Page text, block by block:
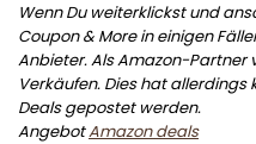
Wenn Du weiterklickst und
Coupon & More in einigen
Anbieter. Als Amazon-Partner
Verkäufen. Dies hat allerdings
Deals gepostet werden.
AngebotAmazon deals